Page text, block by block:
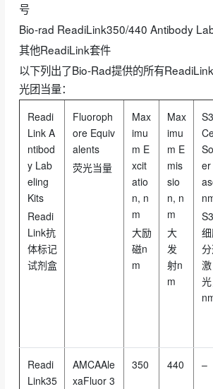
号
Bio-rad ReadiLink350/440 Antibody
其他ReadiLink套件
以下列出了Bio-Rad提供的所有
光团当量：
Readi
Link A
ntibod
y Lab
eling
Kits
Readi
Link抗
体标记
试剂盒
Fluoroph
ore Equiv
alents
荧光当量
Max
imu
m E
xcit
atio
n, n
m
大励
磁n
m
Max
imu
m E
mis
sio
n, n
m
大
发
射n
m
er
激
光
Readi
Link35
AMCAAle
xaFluor 3
350 440 –